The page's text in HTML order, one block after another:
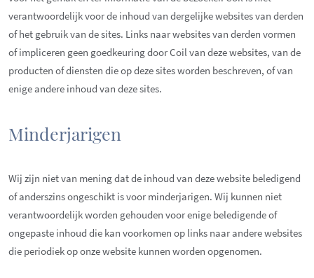
verantwoordelijk voor de inhoud van dergelijke websites van derden
of het gebruik van de sites. Links naar websites van derden vormen
of impliceren geen goedkeuring door Coil van deze websites, van de
producten of diensten die op deze sites worden beschreven, of van
enige andere inhoud van deze sites.
Minderjarigen
Wij zijn niet van mening dat de inhoud van deze website beledigend
of anderszins ongeschikt is voor minderjarigen. Wij kunnen niet
verantwoordelijk worden gehouden voor enige beledigende of
ongepaste inhoud die kan voorkomen op links naar andere websites
die periodiek op onze website kunnen worden opgenomen.